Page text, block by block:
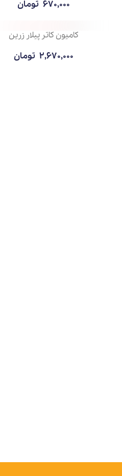
تومان
کامیون کاتر پیلار زرین
تومان